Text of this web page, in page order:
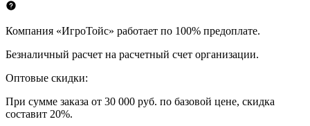
Компания «ИгроТойс» работает по 100% предоплате.
Безналичный расчет на расчетный счет организации.
Оптовые скидки:
При сумме заказа от 30 000 руб. по базовой цене, скидка
составит 20%.